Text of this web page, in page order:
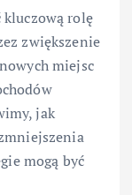
kluczową rolę
zwiększenie
miejsc
jak
mogą być